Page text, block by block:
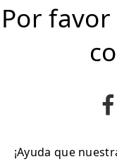
Por
¡Ayuda que